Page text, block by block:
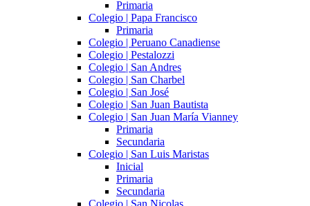
Primaria
Colegio | Papa Francisco
Primaria
Colegio | Peruano Canadiense
Colegio | Pestalozzi
Colegio | San Andres
Colegio | San Charbel
Colegio | San José
Colegio | San Juan Bautista
Colegio | San Juan María Vianney
Primaria
Secundaria
Colegio | San Luis Maristas
Inicial
Primaria
Secundaria
Colegio | San Nicolas